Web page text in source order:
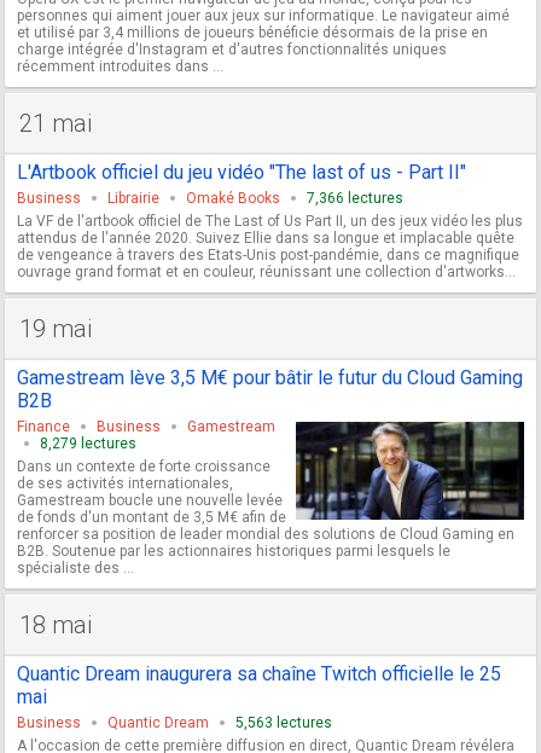
personnes qui aiment jouer aux jeux sur informatique. Le navigateur aimé
et utilisé par 3,4 millions de joueurs bénéficie désormais de la prise en
charge intégrée d'Instagram et d'autres fonctionnalités uniques
récemment introduites dans ...
21 mai
L'Artbook officiel du jeu vidéo "The last of us - Part II"
Business Librairie Omaké Books
7,366 lectures
La VF de l'artbook officiel de The Last of Us Part II, un des jeux vidéo les plus
attendus de l'année 2020. Suivez Ellie dans sa longue et implacable quête
de vengeance à travers des Etats-Unis post-pandémie, dans ce magnifique
ouvrage grand format et en couleur, réunissant une collection d'artworks...
19 mai
Gamestream lève 3,5 M€ pour bâtir le futur du Cloud Gaming
B2B
Finance Business
Gamestream
8,279 lectures
Dans un contexte de forte croissance
de ses activités internationales,
Gamestream boucle une nouvelle levée
de fonds d'un montant de 3,5 M€ afin de
renforcer sa position de leader mondial des solutions de Cloud Gaming en
B2B. Soutenue par les actionnaires historiques parmi lesquels le
spécialiste des ...
18 mai
Quantic Dream inaugurera sa chaîne Twitch officielle le 25
mai
Business Quantic Dream
5,563 lectures
A l'occasion de cette première diffusion en direct, Quantic Dream révélera